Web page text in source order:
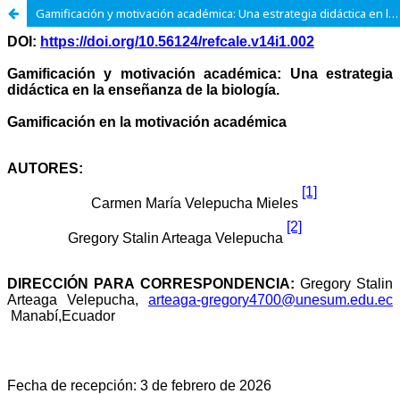
Gamificación y motivación académica: Una estrategia didáctica en la enseñanza de la biología